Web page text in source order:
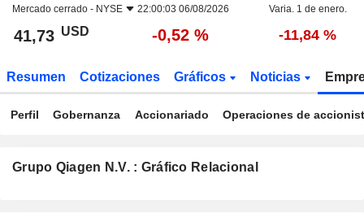
Mercado cerrado - NYSE 22:00:03 06/08/2026 Varia. 1 de enero.
41,73 USD -0,52 % -11,84 %
Resumen Cotizaciones Gráficos Noticias
Perfil Gobernanza Accionariado Operaciones de
Grupo Qiagen N.V. : Gráfico Relacional